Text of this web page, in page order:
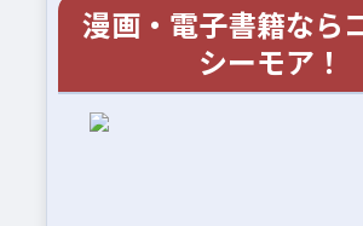
漫画・電子書籍なら
シーモア！